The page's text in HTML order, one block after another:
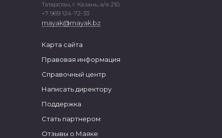
Татарстан, г. Казань, а/я 210.
+7 969 124-72-33
mayak@mayak.bz
Карта сайта
Правовая информация
Справочный центр
Написать директору
Поддержка
Стать партнером
Отзывы о Маяке